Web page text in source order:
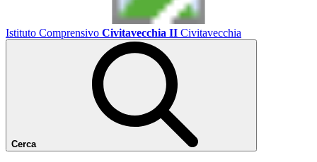
Istituto Comprensivo Civitavecchia II Civitavecchia
Cerca